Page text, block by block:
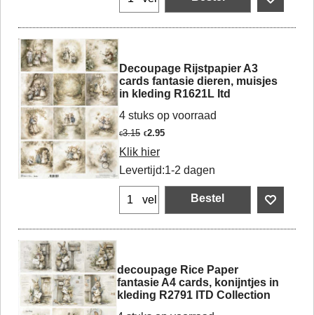
Decoupage Rijstpapier A3
cards fantasie dieren, muisjes
in kleding R1621L Itd
4 stuks op voorraad
€3.15 €2.95
Klik hier
Levertijd:1-2 dagen
vel Bestel
decoupage Rice Paper
fantasie A4 cards, konijntjes in
kleding R2791 ITD Collection